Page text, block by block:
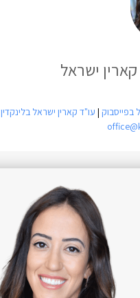
ישראל
בפייסבוק | עו"ד קארין ישראל בלינקדין